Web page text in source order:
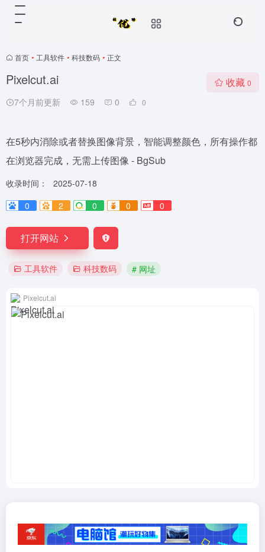
首页 • 工具软件 • 科技数码 • 正文
Pixelcut.ai
7个月前更新 159 0 0
收藏 0
在5秒内消除或者替换图像背景，智能调整颜色，所有操作都
在浏览器完成，无需上传图像 - BgSub
收录时间：
2025-07-18
0
2 0 0 0
打开网站
工具软件 科技数码 # 网址
Pixelcut.ai